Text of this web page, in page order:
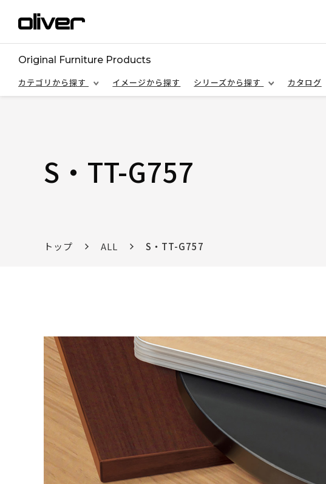
Original Furniture Products
カテゴリから探す
イメージから探す シリーズから探す カタログ
S・TT-G757
トップ ALL S・TT-G757